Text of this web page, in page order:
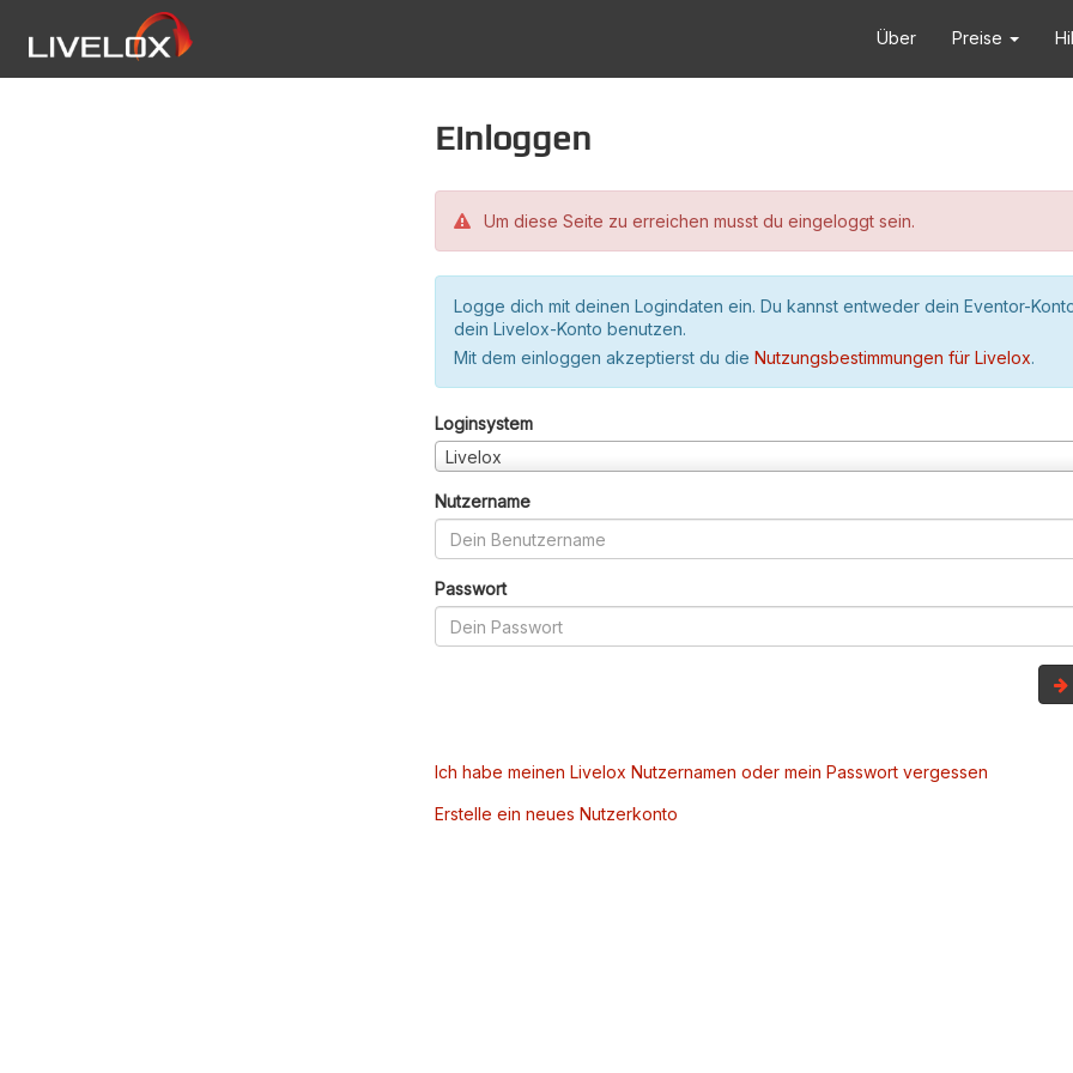
Über Preise
Einloggen
Um diese Seite zu erreichen musst du eingeloggt sein.
Logge dich mit deinen Logindaten ein. Du kannst entweder dein Eventor-
dein Livelox-Konto benutzen.
Mit dem einloggen akzeptierst du die Nutzungsbestimmungen für Livelox.
Loginsystem
Livelox
Nutzername
Passwort
Ich habe meinen Livelox Nutzernamen oder mein Passwort vergessen
Erstelle ein neues Nutzerkonto